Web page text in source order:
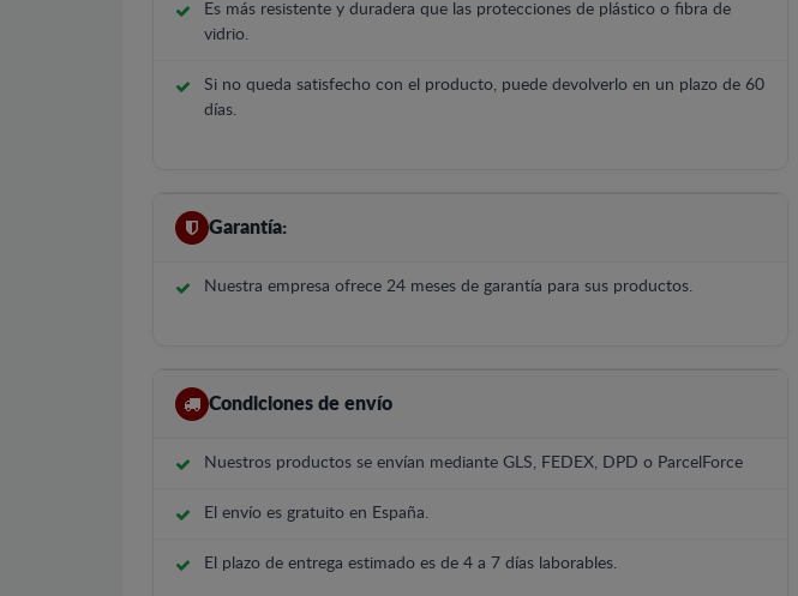
Es más resistente y duradera que las protecciones de plástico o fibra de
vidrio.
Si no queda satisfecho con el producto, puede devolverlo en un plazo de 60
días.
Garantía:
Nuestra empresa ofrece 24 meses de garantía para sus productos.
Condiciones de envío
Nuestros productos se envían mediante GLS, FEDEX, DPD o ParcelForce
El envío es gratuito en España.
El plazo de entrega estimado es de 4 a 7 días laborables.